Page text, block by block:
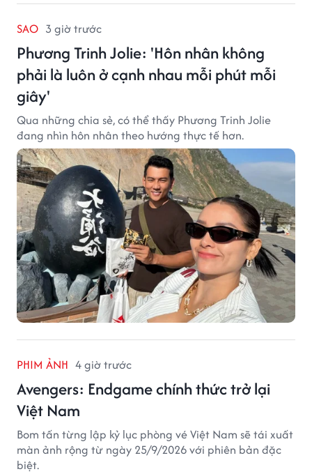
SAO 3 giờ trước
Phương Trinh Jolie: 'Hôn nhân không
phải là luôn ở cạnh nhau mỗi phút mỗi
giây'
Qua những chia sẻ, có thể thấy Phương Trinh Jolie
đang nhìn hôn nhân theo hướng thực tế hơn.
PHIM ẢNH 4 giờ trước
Avengers: Endgame chính thức trở lại
Việt Nam
Bom tấn từng lập kỷ lục phòng vé Việt Nam sẽ tái xuất
màn ảnh rộng từ ngày 25/9/2026 với phiên bản đặc
biệt.